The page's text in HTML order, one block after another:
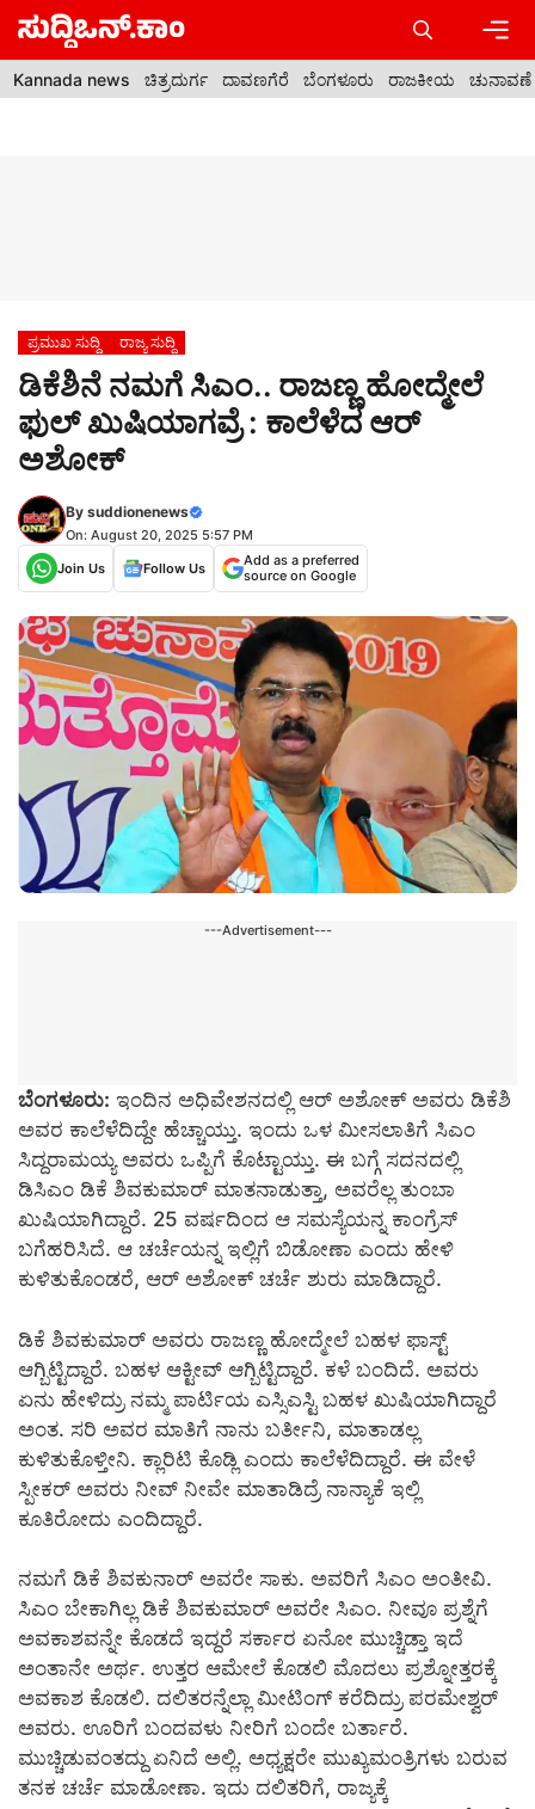
Skip
content
Kannada news ಚಿತ್ರದುರ್ಗ ದಾವಣಗೆರೆ ಬೆಂಗಳೂರು ರಾಜಕೀಯ ಚುನಾವಣೆ
ಪ್ರಮುಖ ಸುದ್ದಿ ರಾಜ್ಯ ಸುದ್ದಿ
ಡಿಕೆಶಿನೆ ನಮಗೆ ಸಿಎಂ.. ರಾಜಣ್ಣ ಹೋದ್ಮೇಲೆ
ಫುಲ್‌ ಖುಷಿಯಾಗವ್ರೆ : ಕಾಲೆಳೆದ ಆರ್
ಅಶೋಕ್
By suddionenews
On: August 20, 2025 5:57 PM
Join Us
Follow Us
Add as a preferred
source on Google
---Advertisement---
ಬೆಂಗಳೂರು: ಇಂದಿನ ಅಧಿವೇಶನದಲ್ಲಿ ಆರ್ ಅಶೋಕ್ ಅವರು ಡಿಕೆಶಿ
ಅವರ ಕಾಲೆಳೆದಿದ್ದೇ ಹೆಚ್ಚಾಯ್ತು. ಇಂದು ಒಳ ಮೀಸಲಾತಿಗೆ ಸಿಎಂ
ಸಿದ್ದರಾಮಯ್ಯ ಅವರು ಒಪ್ಪಿಗೆ ಕೊಟ್ಟಾಯ್ತು. ಈ ಬಗ್ಗೆ ಸದನದಲ್ಲಿ
ಡಿಸಿಎಂ ಡಿಕೆ ಶಿವಕುಮಾರ್ ಮಾತನಾಡುತ್ತಾ, ಅವರೆಲ್ಲ ತುಂಬಾ
ಖುಷಿಯಾಗಿದ್ದಾರೆ. 25 ವರ್ಷದಿಂದ ಆ ಸಮಸ್ಯೆಯನ್ನ ಕಾಂಗ್ರೆಸ್
ಬಗೆಹರಿಸಿದೆ. ಆ ಚರ್ಚೆಯನ್ನ ಇಲ್ಲಿಗೆ ಬಿಡೋಣಾ ಎಂದು ಹೇಳಿ
ಕುಳಿತುಕೊಂಡರೆ, ಆರ್ ಅಶೋಕ್ ಚರ್ಚೆ ಶುರು ಮಾಡಿದ್ದಾರೆ.
ಡಿಕೆ ಶಿವಕುಮಾರ್ ಅವರು ರಾಜಣ್ಣ ಹೋದ್ಮೇಲೆ ಬಹಳ ಫಾಸ್ಟ್
ಆಗ್ಬಿಟ್ಟಿದ್ದಾರೆ. ಬಹಳ ಆಕ್ಟೀವ್ ಆಗ್ಬಿಟ್ಟಿದ್ದಾರೆ. ಕಳೆ ಬಂದಿದೆ. ಅವರು
ಏನು ಹೇಳಿದ್ರು ನಮ್ಮ ಪಾರ್ಟಿಯ ಎಸ್ಸಿಎಸ್ಟಿ ಬಹಳ ಖುಷಿಯಾಗಿದ್ದಾರೆ
ಅಂತ. ಸರಿ ಅವರ ಮಾತಿಗೆ ನಾನು ಬರ್ತೀನಿ, ಮಾತಾಡಲ್ಲ
ಕುಳಿತುಕೊಳ್ತೀನಿ. ಕ್ಲಾರಿಟಿ ಕೊಡ್ಲಿ ಎಂದು ಕಾಲೆಳೆದಿದ್ದಾರೆ. ಈ ವೇಳೆ
ಸ್ಪೀಕರ್ ಅವರು ನೀವ್ ನೀವೇ ಮಾತಾಡಿದ್ರೆ ನಾನ್ಯಾಕೆ ಇಲ್ಲಿ
ಕೂತಿರೋದು ಎಂದಿದ್ದಾರೆ.
ನಮಗೆ ಡಿಕೆ ಶಿವಕುನಾರ್ ಅವರೇ ಸಾಕು. ಅವರಿಗೆ ಸಿಎಂ ಅಂತೀವಿ.
ಸಿಎಂ ಬೇಕಾಗಿಲ್ಲ ಡಿಕೆ ಶಿವಕುಮಾರ್ ಅವರೇ ಸಿಎಂ. ನೀವೂ ಪ್ರಶ್ನೆಗೆ
ಅವಕಾಶವನ್ನೇ ಕೊಡದೆ ಇದ್ದರೆ ಸರ್ಕಾರ ಏನೋ ಮುಚ್ಚಿಡ್ತಾ ಇದೆ
ಅಂತಾನೇ ಅರ್ಥ. ಉತ್ತರ ಆಮೇಲೆ ಕೊಡಲಿ ಮೊದಲು ಪ್ರಶ್ನೋತ್ತರಕ್ಕೆ
ಅವಕಾಶ ಕೊಡಲಿ. ದಲಿತರನ್ನೆಲ್ಲಾ ಮೀಟಿಂಗ್ ಕರೆದಿದ್ರು ಪರಮೇಶ್ವರ್
ಅವರು. ಊರಿಗೆ ಬಂದವಳು ನೀರಿಗೆ ಬಂದೇ ಬರ್ತಾರೆ.
ಮುಚ್ಚಿಡುವಂತದ್ದು ಏನಿದೆ ಅಲ್ಲಿ. ಅಧ್ಯಕ್ಷರೇ ಮುಖ್ಯಮಂತ್ರಿಗಳು ಬರುವ
ತನಕ ಚರ್ಚೆ ಮಾಡೋಣಾ. ಇದು ದಲಿತರಿಗೆ, ರಾಜ್ಯಕ್ಕೆ